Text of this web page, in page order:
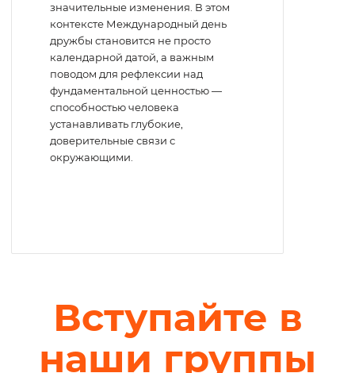
значительные изменения. В этом
контексте Международный день
дружбы становится не просто
календарной датой, а важным
поводом для рефлексии над
фундаментальной ценностью —
способностью человека
устанавливать глубокие,
доверительные связи с
окружающими.
Вступайте в
наши группы